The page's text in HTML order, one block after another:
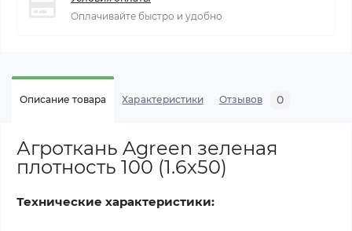
Оплачивайте быстро и удобно
Описание товара Характеристики Отзывов 0
Агроткань Agreen зеленая
плотность 100 (1.6х50)
Технические характеристики: